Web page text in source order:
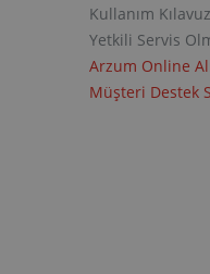
Kullanım
Yetkili Servis
Arzum Online
Müşteri Destek